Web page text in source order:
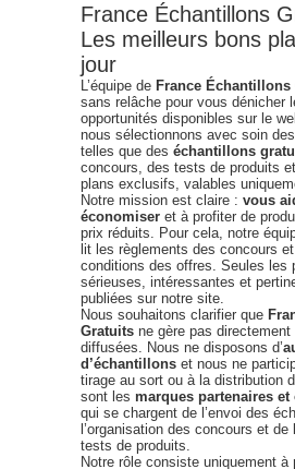
France Échantillons
Les meilleurs bons
jour
L’équipe de France Échantillons
sans relâche pour vous dénicher
opportunités disponibles sur le
nous sélectionnons avec soin
telles que des échantillons
concours, des tests de produits
plans exclusifs, valables
Notre mission est claire : vous
économiser et à profiter de
prix réduits. Pour cela, notre
lit les règlements des concours
conditions des offres. Seules les
sérieuses, intéressantes et
publiées sur notre site.
Nous souhaitons clarifier que
Gratuits ne gère pas directement
diffusées. Nous ne disposons d’
d’échantillons et nous ne
tirage au sort ou à la distribution
sont les marques partenaires
qui se chargent de l’envoi des
l’organisation des concours et de
tests de produits.
Notre rôle consiste uniquement à